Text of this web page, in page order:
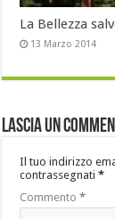
La Bellezza
13 Marzo 2014
Lascia un
Il tuo indirizzo
contrassegnati*
Commento*